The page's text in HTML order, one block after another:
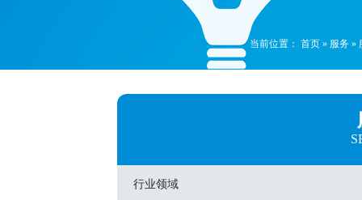
当前位置： 首页 » 服务 »
行业领域